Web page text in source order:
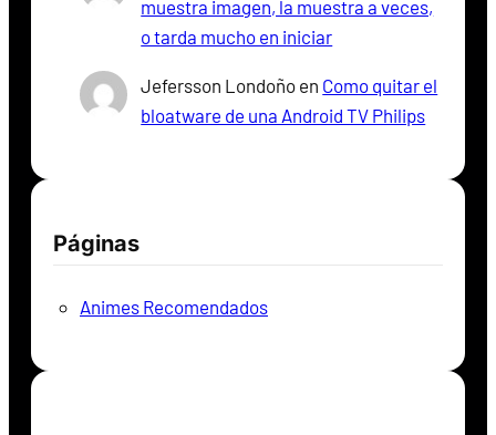
muestra imagen, la muestra a veces,
o tarda mucho en iniciar
Jefersson Londoño en Como quitar el
bloatware de una Android TV Philips
Páginas
Animes Recomendados